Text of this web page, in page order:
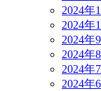
2024年
2024年
2024年
2024年
2024年
2024年